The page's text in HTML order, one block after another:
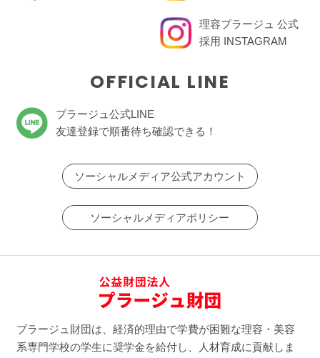
理容プラージュ 公式
採用 INSTAGRAM
OFFICIAL LINE
プラージュ公式LINE
友達登録で順番待ち確認できる！
ソーシャルメディア公式アカウント
ソーシャルメディアポリシー
プラージュ財団は、経済的理由で学費が困難な理容・美容
系専門学校の学生に奨学金を給付し、人材育成に貢献しま